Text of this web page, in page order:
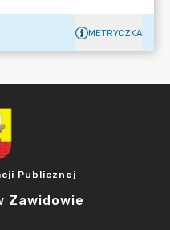
METRYCZKA
Publicznej
Zawidowie